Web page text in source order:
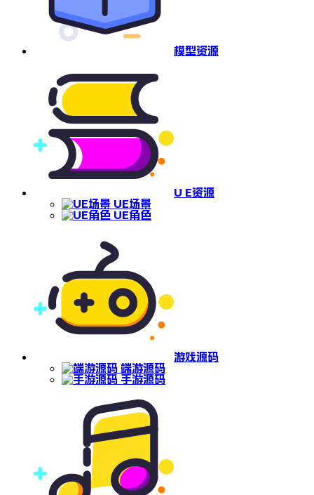
模型资源
U E资源
UE场景
UE角色
游戏源码
端游源码
手游源码